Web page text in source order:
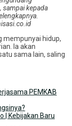
sampai kepada
mempunyai hidup,
Ia akan
sama lain, saling
PEMKAB
| Kebijakan Baru